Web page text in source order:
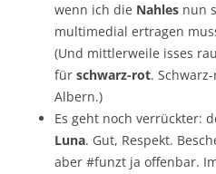
wenn ich die Nahles nun
multimedial ertragen
(Und mittlerweile isses
für schwarz-rot.
Albern.)
Es geht noch verrückter:
Luna. Gut, Respekt.
aber #funzt ja offenbar.